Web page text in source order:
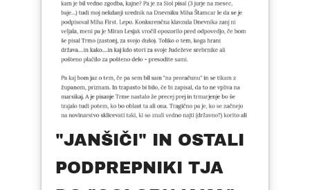
"JANŠIČI" IN OSTALI
PODPREPNIKI TJA